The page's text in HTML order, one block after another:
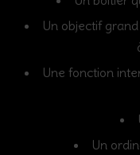
Un objectif
Une fonction
Un